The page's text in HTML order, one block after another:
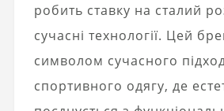
робить ставку на сталий
сучасні технології. Цей
символом сучасного
спортивного одягу, де